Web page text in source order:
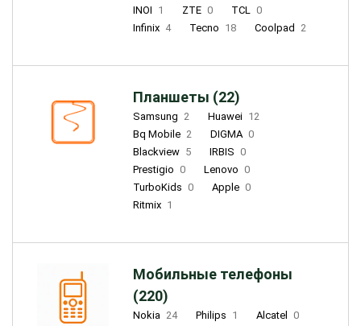
INOI 1 ZTE 0 TCL 0
Infinix 4 Tecno 18 Coolpad 2
Планшеты (22)
Samsung 2 Huawei 12
Bq Mobile 2 DIGMA 0
Blackview 5 IRBIS 0
Prestigio 0 Lenovo 0
TurboKids 0 Apple 0
Ritmix 1
Мобильные телефоны
(220)
Nokia 24 Philips 1 Alcatel
0